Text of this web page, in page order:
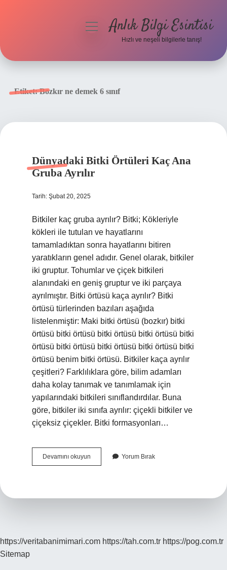
menüyüAnlık Bilgi Esintisi
Hızlı ve neşeli bilgilerle tanış!
Etiket:Bozkır ne demek 6 sınıf
Dünyadaki Bitki Örtüleri Kaç Ana
Gruba Ayrılır
Tarih: Şubat 20, 2025
Bitkiler kaç gruba ayrılır? Bitki; Kökleriyle
kökleri ile tutulan ve hayatlarını
tamamladıktan sonra hayatlarını bitiren
yaratıkların genel adıdır. Genel olarak, bitkiler
iki gruptur. Tohumlar ve çiçek bitkileri
alanındaki en geniş gruptur ve iki parçaya
ayrılmıştır. Bitki örtüsü kaça ayrılır? Bitki
örtüsü türlerinden bazıları aşağıda
listelenmiştir: Maki bitki örtüsü (bozkır) bitki
örtüsü bitki örtüsü bitki örtüsü bitki örtüsü bitki
örtüsü bitki örtüsü bitki örtüsü bitki örtüsü bitki
örtüsü benim bitki örtüsü. Bitkiler kaça ayrılır
çeşitleri? Farklılıklara göre, bilim adamları
daha kolay tanımak ve tanımlamak için
yapılarındaki bitkileri sınıflandırdılar. Buna
göre, bitkiler iki sınıfa ayrılır: çiçekli bitkiler ve
çiçeksiz çiçekler. Bitki formasyonları…
Devamını okuyun Dünyadaki
Bitki
Yorum Bırak
https://veritabanimimari.com https://tah.com.tr https://pog.com.tr
Sitemap